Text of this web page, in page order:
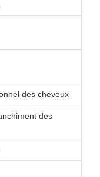
des cheveux
des